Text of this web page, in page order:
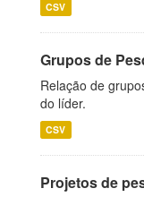
CSV
Grupos de
Relação de
do líder.
CSV
Projetos de